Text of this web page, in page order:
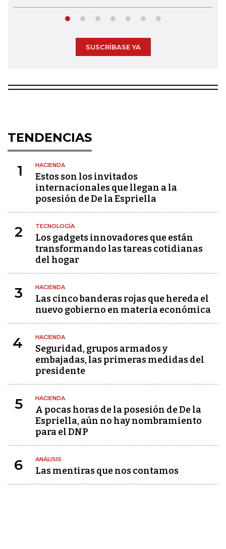
SUSCRÍBASE YA
TENDENCIAS
1 HACIENDA
Estos son los invitados
internacionales que llegan a la
posesión de De la Espriella
2 TECNOLOGÍA
Los gadgets innovadores que están
transformando las tareas cotidianas
del hogar
3 HACIENDA
Las cinco banderas rojas que hereda el
nuevo gobierno en materia económica
4 HACIENDA
Seguridad, grupos armados y
embajadas, las primeras medidas del
presidente
5 HACIENDA
A pocas horas de la posesión de De la
Espriella, aún no hay nombramiento
para el DNP
6 ANÁLISIS
Las mentiras que nos contamos